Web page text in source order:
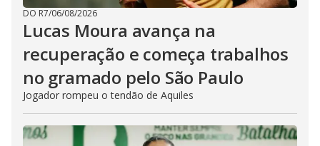
DO R7/06/08/2026
Lucas Moura avança na
recuperação e começa trabalhos
no gramado pelo São Paulo
Jogador rompeu o tendão de Aquiles